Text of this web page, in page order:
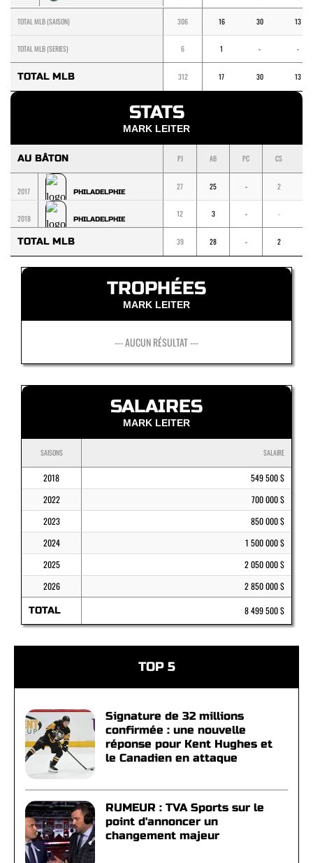
TOTAL MLB (SAISON) 306 16 30 13
TOTAL MLB (SERIES) 6 1 - -
TOTAL MLB 312 17 30 13
STATS
MARK LEITER
AU BÂTON PJ AB PC CS
2017 PHILADELPHIE
27 25 - 2
2018 PHILADELPHIE
12 3 - -
TOTAL MLB 39 28 - 2
TROPHÉES
MARK LEITER
--- AUCUN RÉSULTAT ---
SALAIRES
MARK LEITER
SAISONS SALAIRE
2018
549 500 $
2022
700 000 $
2023
850 000 $
2024
1 500 000 $
2025
2 050 000 $
2026
2 850 000 $
TOTAL 8 499 500 $
TOP 5
Signature de 32 millions
confirmée : une nouvelle
réponse pour Kent Hughes et
le Canadien en attaque
RUMEUR : TVA Sports sur le
point d'annoncer un
changement majeur